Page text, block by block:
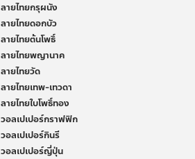
ลายไทยกรุผนัง
ลายไทยดอกบัว
ลายไทยต้นโพธิ์
ลายไทยพญานาค
ลายไทยวัด
ลายไทยเทพ-เทวดา
ลายไทยใบโพธิ์ทอง
วอลเปเปอร์กราฟฟิก
วอลเปเปอร์กินรี
วอลเปเปอร์ญี่ปุ่น